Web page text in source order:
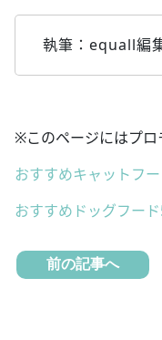
執筆：equall編
※このページにはプ
おすすめキャットフ
おすすめドッグフー
前の記事へ